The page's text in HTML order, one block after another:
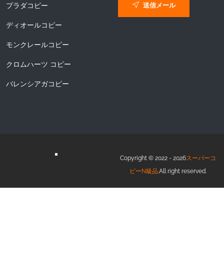
プラダコピー
ディオールコピー
モンクレールコピー
クロムハーツ コピー
バレンシアガコピー
送信メール
Copyright © 2022 - 2026スーパーコ
ピーN級品.All right reserved.